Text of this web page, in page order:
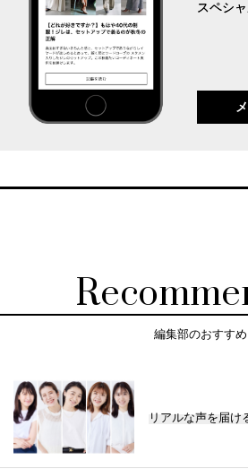
スペシ
編集部のおすすめ
リアルな声を届け